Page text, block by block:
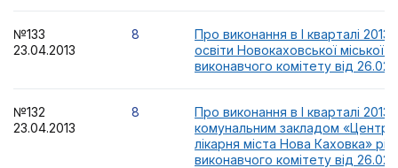
№133
23.04.2013
8
Про виконання в І кварталі 2013
освіти Новокаховської міської
виконавчого комітету від
№132
23.04.2013
8
Про виконання в І кварталі 2013
комунальним закладом
лікарня міста Нова Каховка»
виконавчого комітету від